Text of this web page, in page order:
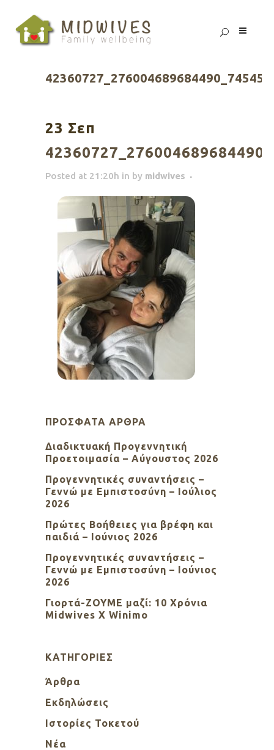
23 Σεπ
Posted at 21:20h in by midwives
ΠΡΌΣΦΑΤΑ ΆΡΘΡΑ
Διαδικτυακή Προγεννητική
Προετοιμασία – Αύγουστος 2026
Προγεννητικές συναντήσεις –
Γεννώ με Εμπιστοσύνη – Ιούλιος
2026
Πρώτες Βοήθειες για βρέφη και
παιδιά – Ιούνιος 2026
Προγεννητικές συναντήσεις –
Γεννώ με Εμπιστοσύνη – Ιούνιος
2026
Γιορτά-ΖΟΥΜΕ μαζί: 10 Χρόνια
Midwives X Winimo
KΑΤΗΓΟΡΊΕΣ
Άρθρα
Εκδηλώσεις
Ιστορίες Τοκετού
Νέα